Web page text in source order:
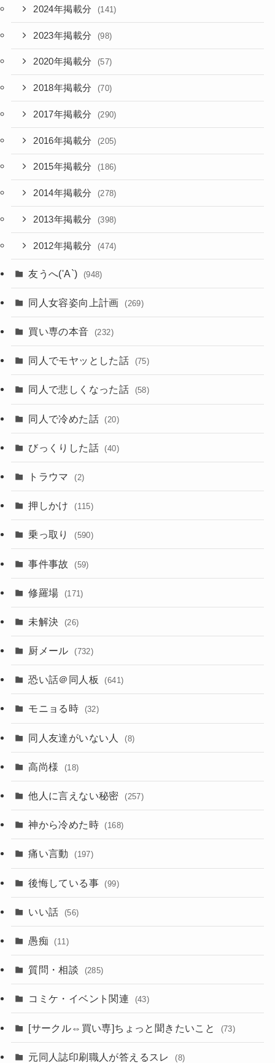
2024年掲載分 (141)
2023年掲載分 (98)
2020年掲載分 (57)
2018年掲載分 (70)
2017年掲載分 (290)
2016年掲載分 (205)
2015年掲載分 (186)
2014年掲載分 (278)
2013年掲載分 (398)
2012年掲載分 (474)
友うへ('A`) (948)
同人女容姿向上計画 (269)
買い専の本音 (232)
同人でモヤッとした話 (75)
同人で悲しくなった話 (58)
同人で冷めた話 (20)
びっくりした話 (40)
トラウマ (2)
押しかけ (115)
乗っ取り (590)
事件事故 (59)
修羅場 (171)
未解決 (26)
厨メール (732)
恐い話＠同人板 (641)
モニョる時 (32)
同人友達がいない人 (8)
高尚様 (18)
他人に言えない秘密 (257)
神から冷めた時 (168)
痛い言動 (197)
後悔している事 (99)
いい話 (56)
愚痴 (11)
質問・相談 (285)
コミケ・イベント関連 (43)
[サークル⇔買い専]ちょっと聞きたいこと (73)
元同人誌印刷職人が答えるスレ (8)